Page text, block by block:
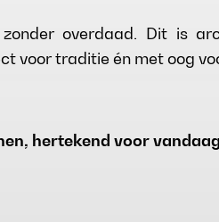
overdaad. Dit is
voor traditie én met oog
hertekend voor